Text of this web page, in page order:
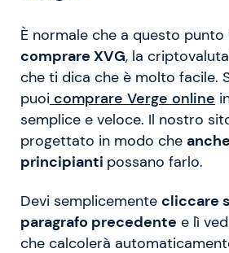
È normale che a questo punto
comprare XVG, la
che ti dica che è molto facile.
puoi comprare Verge online
semplice e veloce. Il nostro
progettato in modo che
principianti possano farlo.
Devi semplicemente cliccare
paragrafo precedente e lì
che calcolerà